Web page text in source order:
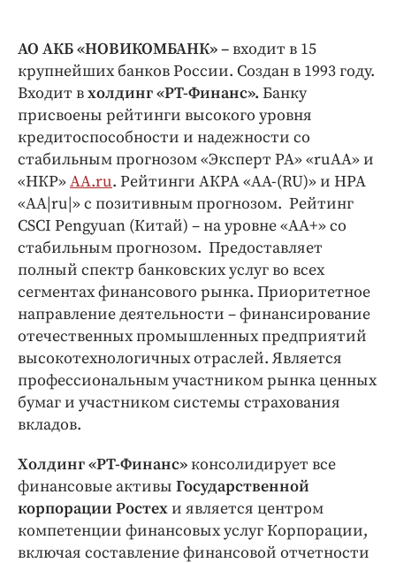
АО АКБ «НОВИКОМБАНК»–входит в 15
крупнейших банков России. Создан в 1993 году.
Входит вхолдинг «РТ-Финанс». Банку
присвоены рейтинги высокого уровня
кредитоспособности и надежности со
стабильным прогнозом «Эксперт РА» «ruАА» и
«НКР»АА.ru. Рейтинги АКРА «АА-(RU)» и НРА
«АА|ru|» с позитивным прогнозом. Рейтинг
CSCI Pengyuan (Китай) – на уровне «AA+» со
стабильным прогнозом. Предоставляет
полный спектр банковских услуг во всех
сегментах финансового рынка. Приоритетное
направление деятельности – финансирование
отечественных промышленных предприятий
высокотехнологичных отраслей. Является
профессиональным участником рынка ценных
бумаг и участником системы страхования
вкладов.
Холдинг «РТ-Финанс»консолидирует все
финансовые активы Государственной
корпорации Ростехи является центром
компетенции финансовых услуг Корпорации,
включая составление финансовой отчетности